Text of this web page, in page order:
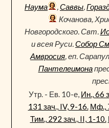
Наума
,Саввы,
Кочанова,
Новгородского. Свт.
и всея Руси.Собор
Амвросия, еп.
Пантелеимона
Утр. - Ев. 10-е, Ин., 66
131 зач., IV, 9-16. Мф.,
Тим., 292 зач., II, 1-10.